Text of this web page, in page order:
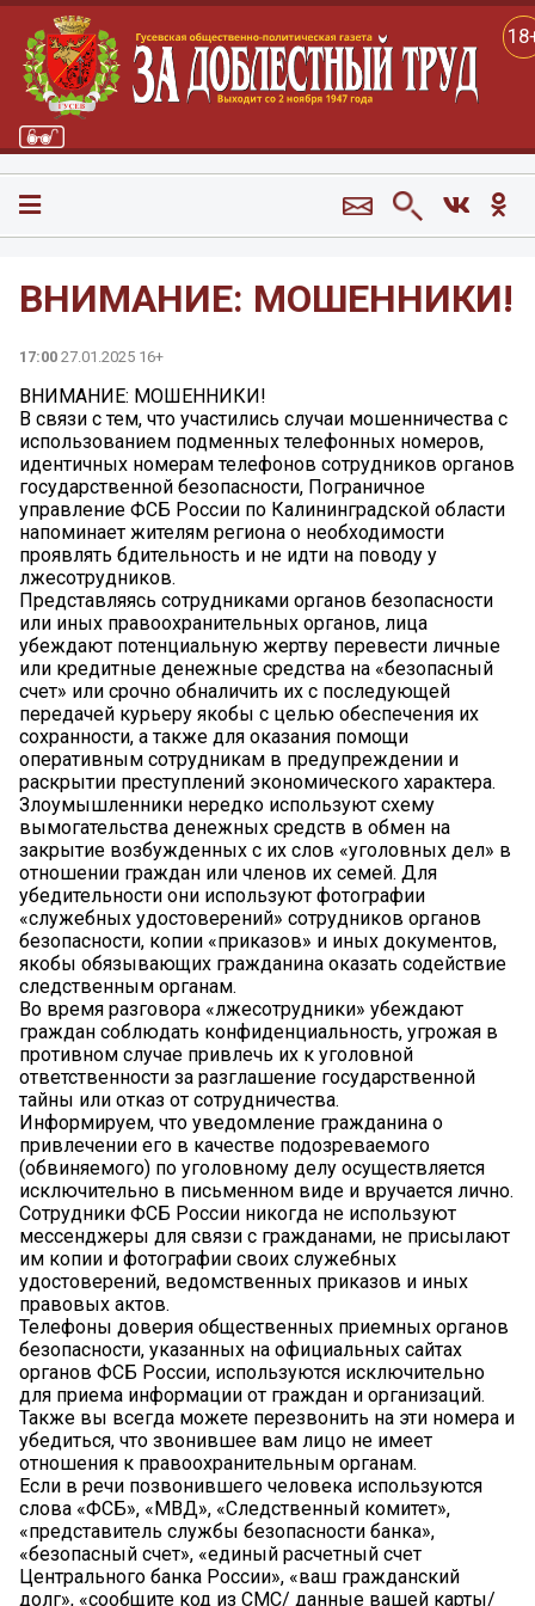
ВНИМАНИЕ: МОШЕННИКИ!
17:00 27.01.2025 16+
ВНИМАНИЕ: МОШЕННИКИ!
В связи с тем, что участились случаи мошенничества с
использованием подменных телефонных номеров,
идентичных номерам телефонов сотрудников органов
государственной безопасности, Пограничное
управление ФСБ России по Калининградской области
напоминает жителям региона о необходимости
проявлять бдительность и не идти на поводу у
лжесотрудников.
Представляясь сотрудниками органов безопасности
или иных правоохранительных органов, лица
убеждают потенциальную жертву перевести личные
или кредитные денежные средства на «безопасный
счет» или срочно обналичить их с последующей
передачей курьеру якобы с целью обеспечения их
сохранности, а также для оказания помощи
оперативным сотрудникам в предупреждении и
раскрытии преступлений экономического характера.
Злоумышленники нередко используют схему
вымогательства денежных средств в обмен на
закрытие возбужденных с их слов «уголовных дел» в
отношении граждан или членов их семей. Для
убедительности они используют фотографии
«служебных удостоверений» сотрудников органов
безопасности, копии «приказов» и иных документов,
якобы обязывающих гражданина оказать содействие
следственным органам.
Во время разговора «лжесотрудники» убеждают
граждан соблюдать конфиденциальность, угрожая в
противном случае привлечь их к уголовной
ответственности за разглашение государственной
тайны или отказ от сотрудничества.
Информируем, что уведомление гражданина о
привлечении его в качестве подозреваемого
(обвиняемого) по уголовному делу осуществляется
исключительно в письменном виде и вручается лично.
Сотрудники ФСБ России никогда не используют
мессенджеры для связи с гражданами, не присылают
им копии и фотографии своих служебных
удостоверений, ведомственных приказов и иных
правовых актов.
Телефоны доверия общественных приемных органов
безопасности, указанных на официальных сайтах
органов ФСБ России, используются исключительно
для приема информации от граждан и организаций.
Также вы всегда можете перезвонить на эти номера и
убедиться, что звонившее вам лицо не имеет
отношения к правоохранительным органам.
Если в речи позвонившего человека используются
слова «ФСБ», «МВД», «Следственный комитет»,
«представитель службы безопасности банка»,
«безопасный счет», «единый расчетный счет
Центрального банка России», «ваш гражданский
долг», «сообщите код из СМС/ данные вашей карты/